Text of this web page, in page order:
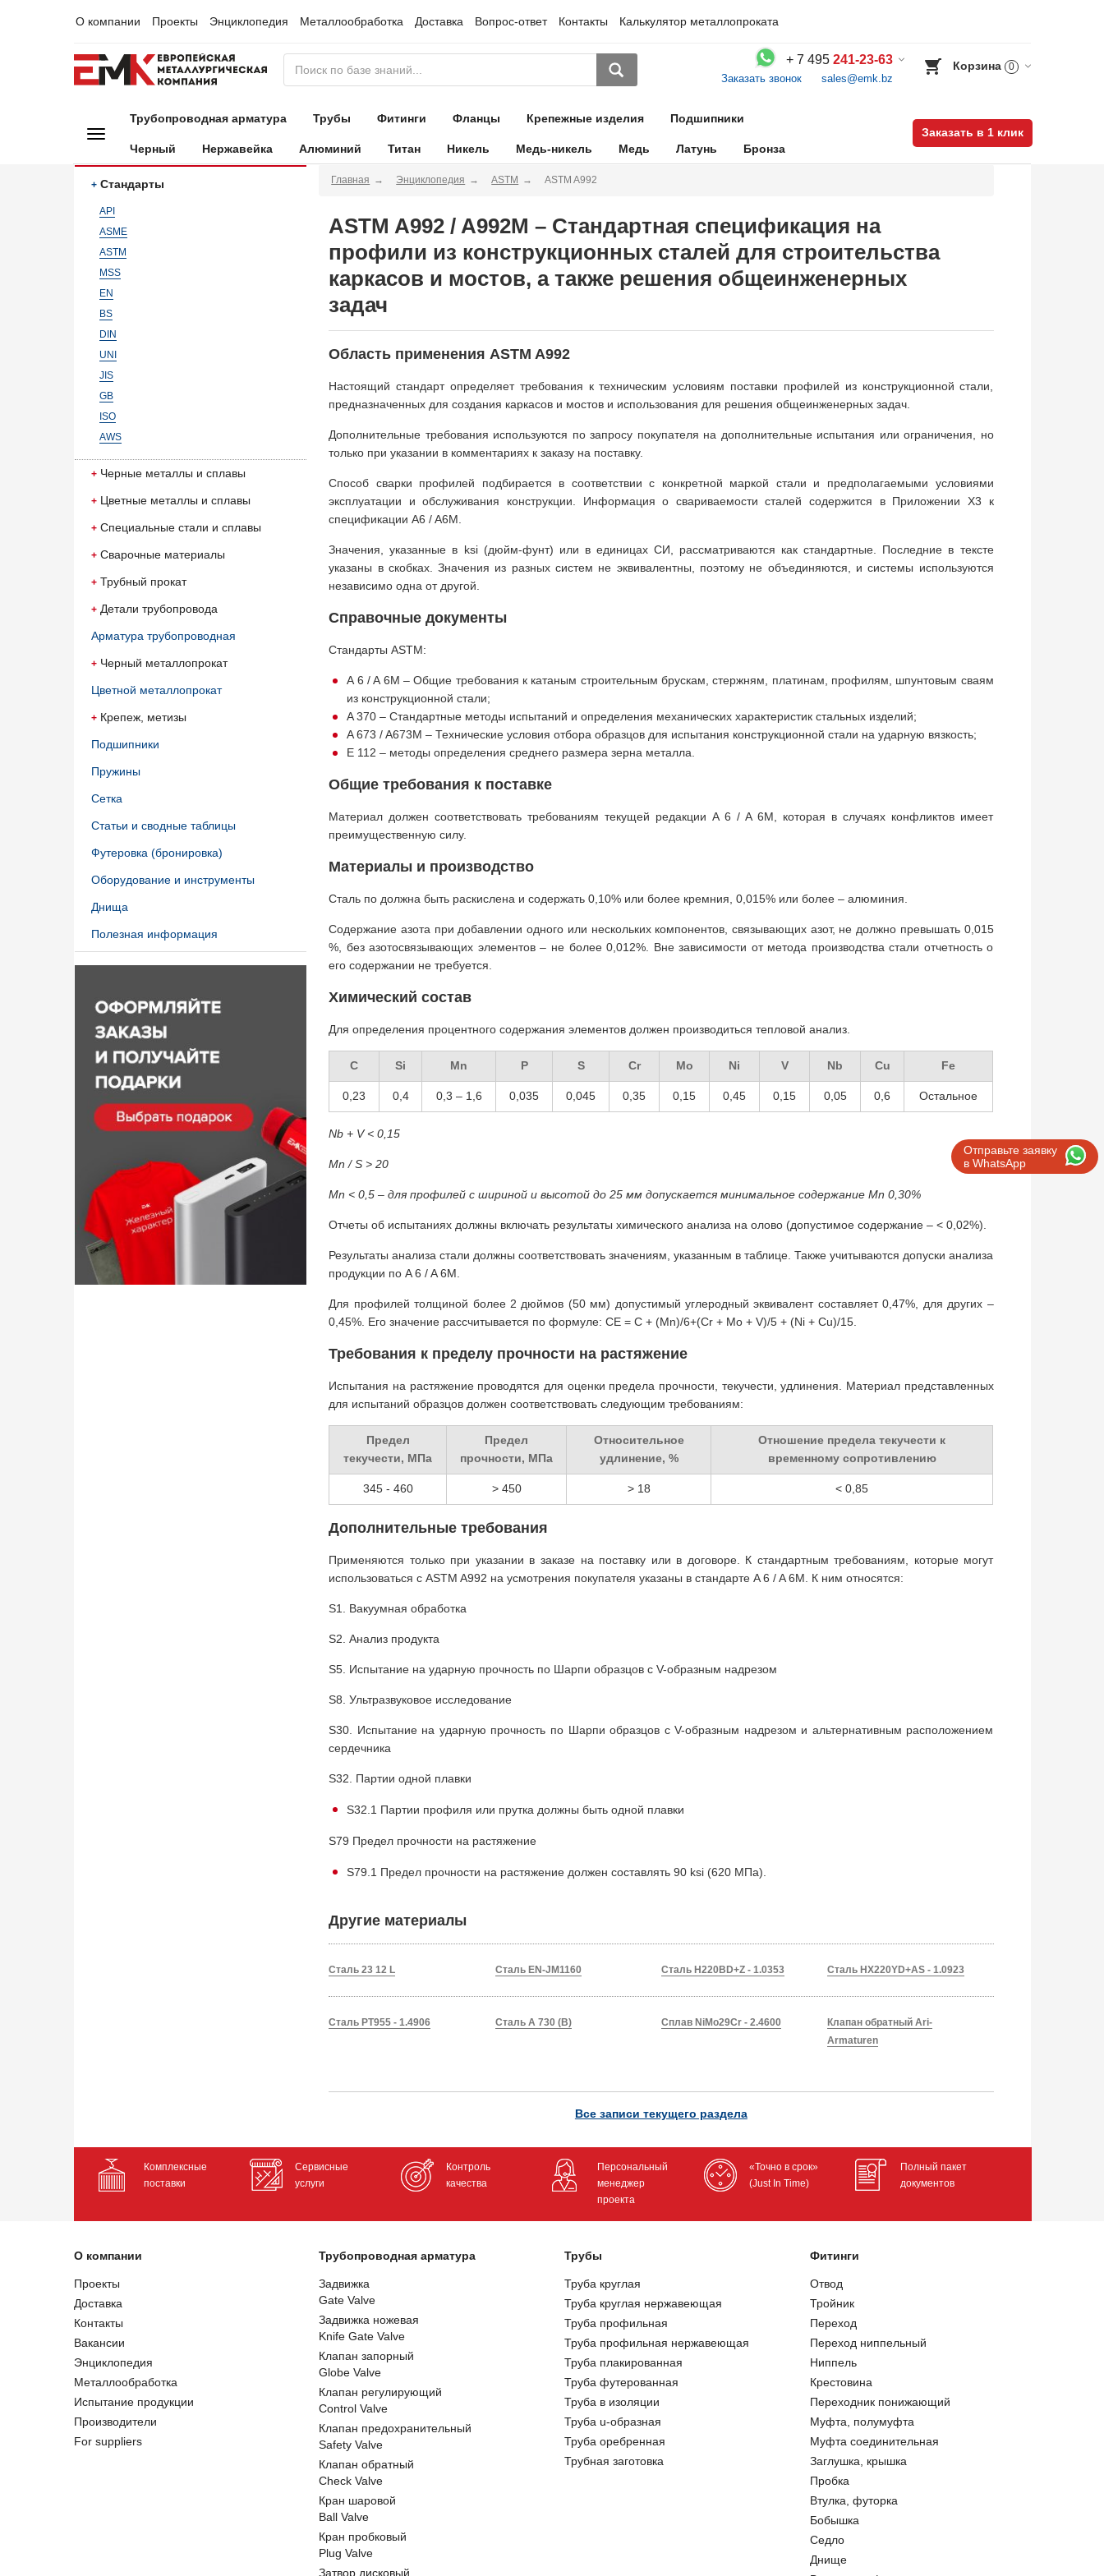
О компании Проекты Энциклопедия Металлообработка Доставка Вопрос-ответ Контакты Калькулятор металлопроката
+ 7 495 241-23-63
Заказать звонок sales@emk.bz
Корзина 0
Трубопроводная арматура Трубы Фитинги Фланцы Крепежные изделия Подшипники
Черный Нержавейка Алюминий Титан Никель Медь-никель Медь Латунь Бронза
Заказать в 1 клик
Стандарты
API
ASME
ASTM
MSS
EN
BS
DIN
UNI
JIS
GB
ISO
AWS
Черные металлы и сплавы
Цветные металлы и сплавы
Специальные стали и сплавы
Сварочные материалы
Трубный прокат
Детали трубопровода
Арматура трубопроводная
Черный металлопрокат
Цветной металлопрокат
Крепеж, метизы
Подшипники
Пружины
Сетка
Статьи и сводные таблицы
Футеровка (бронировка)
Оборудование и инструменты
Днища
Полезная информация
Отправьте заявку
в WhatsApp
Главная Энциклопедия ASTM ASTM A992
ASTM A992 / A992M – Стандартная спецификация на
профили из конструкционных сталей для строительства
каркасов и мостов, а также решения общеинженерных
задач
Область применения ASTM A992
Настоящий стандарт определяет требования к техническим условиям поставки профилей из конструкционной стали,
предназначенных для создания каркасов и мостов и использования для решения общеинженерных задач.
Дополнительные требования используются по запросу покупателя на дополнительные испытания или ограничения, но
только при указании в комментариях к заказу на поставку.
Способ сварки профилей подбирается в соответствии с конкретной маркой стали и предполагаемыми условиями
эксплуатации и обслуживания конструкции. Информация о свариваемости сталей содержится в Приложении X3 к
спецификации A6 / A6M.
Значения, указанные в ksi (дюйм-фунт) или в единицах СИ, рассматриваются как стандартные. Последние в тексте
указаны в скобках. Значения из разных систем не эквивалентны, поэтому не объединяются, и системы используются
независимо одна от другой.
Справочные документы
Стандарты ASTM:
A 6 / A 6M – Общие требования к катаным строительным брускам, стержням, платинам, профилям, шпунтовым сваям
из конструкционной стали;
A 370 – Стандартные методы испытаний и определения механических характеристик стальных изделий;
A 673 / A673M – Технические условия отбора образцов для испытания конструкционной стали на ударную вязкость;
E 112 – методы определения среднего размера зерна металла.
Общие требования к поставке
Материал должен соответствовать требованиям текущей редакции A 6 / A 6M, которая в случаях конфликтов имеет
преимущественную силу.
Материалы и производство
Сталь по должна быть раскислена и содержать 0,10% или более кремния, 0,015% или более – алюминия.
Содержание азота при добавлении одного или нескольких компонентов, связывающих азот, не должно превышать 0,015
%, без азотосвязывающих элементов – не более 0,012%. Вне зависимости от метода производства стали отчетность о
его содержании не требуется.
Химический состав
Для определения процентного содержания элементов должен производиться тепловой анализ.
C Si Mn P S Cr Mo Ni V Nb Cu Fe
0,23 0,4 0,3 – 1,6 0,035 0,045 0,35 0,15 0,45 0,15 0,05 0,6 Остальное
Nb + V < 0,15
Mn / S > 20
Mn < 0,5 – для профилей с шириной и высотой до 25 мм допускается минимальное содержание Mn 0,30%
Отчеты об испытаниях должны включать результаты химического анализа на олово (допустимое содержание – < 0,02%).
Результаты анализа стали должны соответствовать значениям, указанным в таблице. Также учитываются допуски анализа
продукции по A 6 / A 6M.
Для профилей толщиной более 2 дюймов (50 мм) допустимый углеродный эквивалент составляет 0,47%, для других –
0,45%. Его значение рассчитывается по формуле: CE = C + (Mn)/6+(Cr + Mo + V)/5 + (Ni + Cu)/15.
Требования к пределу прочности на растяжение
Испытания на растяжение проводятся для оценки предела прочности, текучести, удлинения. Материал представленных
для испытаний образцов должен соответствовать следующим требованиям:
Предел
текучести, МПа
Предел
прочности, МПа
Относительное
удлинение, %
Отношение предела текучести к
временному сопротивлению
345 - 460 > 450 > 18 < 0,85
Дополнительные требования
Применяются только при указании в заказе на поставку или в договоре. К стандартным требованиям, которые могут
использоваться с ASTM A992 на усмотрения покупателя указаны в стандарте A 6 / A 6M. К ним относятся:
S1. Вакуумная обработка
S2. Анализ продукта
S5. Испытание на ударную прочность по Шарпи образцов с V-образным надрезом
S8. Ультразвуковое исследование
S30. Испытание на ударную прочность по Шарпи образцов с V-образным надрезом и альтернативным расположением
сердечника
S32. Партии одной плавки
S32.1 Партии профиля или прутка должны быть одной плавки
S79 Предел прочности на растяжение
S79.1 Предел прочности на растяжение должен составлять 90 ksi (620 МПа).
Другие материалы
Сталь 23 12 L Сталь EN-JM1160 Сталь H220BD+Z - 1.0353 Сталь HX220YD+AS - 1.0923
Сталь PT955 - 1.4906 Сталь A 730 (B) Сплав NiMo29Cr - 2.4600
Клапан обратный Ari-
Armaturen
Все записи текущего раздела
Комплексные
поставки
Сервисные
услуги
Контроль
качества
Персональный
менеджер
проекта
«Точно в срок»
(Just In Time)
Полный пакет
документов
О компании
Проекты
Доставка
Контакты
Вакансии
Энциклопедия
Металлообработка
Испытание продукции
Производители
For suppliers
Трубопроводная арматура
Задвижка
Gate Valve
Задвижка ножевая
Knife Gate Valve
Клапан запорный
Globe Valve
Клапан регулирующий
Control Valve
Клапан предохранительный
Safety Valve
Клапан обратный
Check Valve
Кран шаровой
Ball Valve
Кран пробковый
Plug Valve
Затвор дисковый
Трубы
Труба круглая
Труба круглая нержавеющая
Труба профильная
Труба профильная нержавеющая
Труба плакированная
Труба футерованная
Труба в изоляции
Труба u-образная
Труба оребренная
Трубная заготовка
Фитинги
Отвод
Тройник
Переход
Переход ниппельный
Ниппель
Крестовина
Переходник понижающий
Муфта, полумуфта
Муфта соединительная
Заглушка, крышка
Пробка
Втулка, футорка
Бобышка
Седло
Днище